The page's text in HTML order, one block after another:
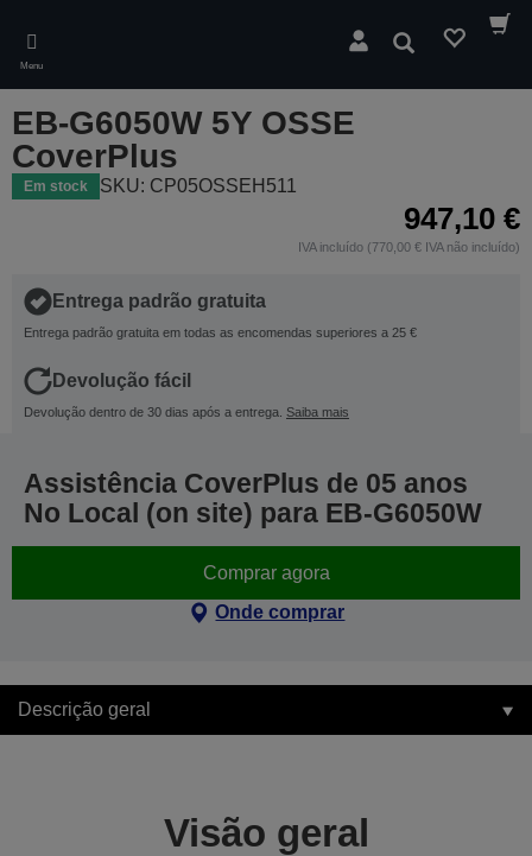
main
content
Menu
Pesquisar
EB-G6050W 5Y OSSE
CoverPlus
Em stock SKU: CP05OSSEH511
947,10 €
IVA incluído (770,00 € IVA não incluído)
Entrega padrão gratuita
Entrega padrão gratuita em todas as encomendas superiores a 25 €
Devolução fácil
Devolução dentro de 30 dias após a entrega. Saiba mais
Assistência CoverPlus de 05 anos
No Local (on site) para EB-G6050W
Comprar agora
Onde comprar
Descrição geral
Visão geral